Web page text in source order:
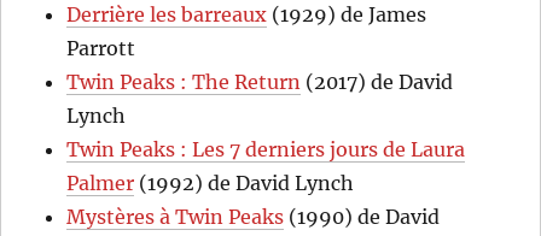
Derrière les barreaux (1929) de James
Parrott
Twin Peaks : The Return (2017) de David
Lynch
Twin Peaks : Les 7 derniers jours de Laura
Palmer (1992) de David Lynch
Mystères à Twin Peaks (1990) de David